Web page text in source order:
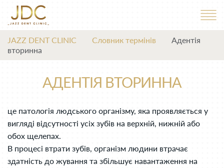
JAZZ DENT CLINIC Словник термінів
Адентія
вторинна
АДЕНТІЯ ВТОРИННА
це патологія людського організму, яка проявляється у
вигляді відсутності усіх зубів на верхній, нижній або
обох щелепах.
В процесі втрати зубів, організм людини втрачає
здатність до жування та збільшує навантаження на